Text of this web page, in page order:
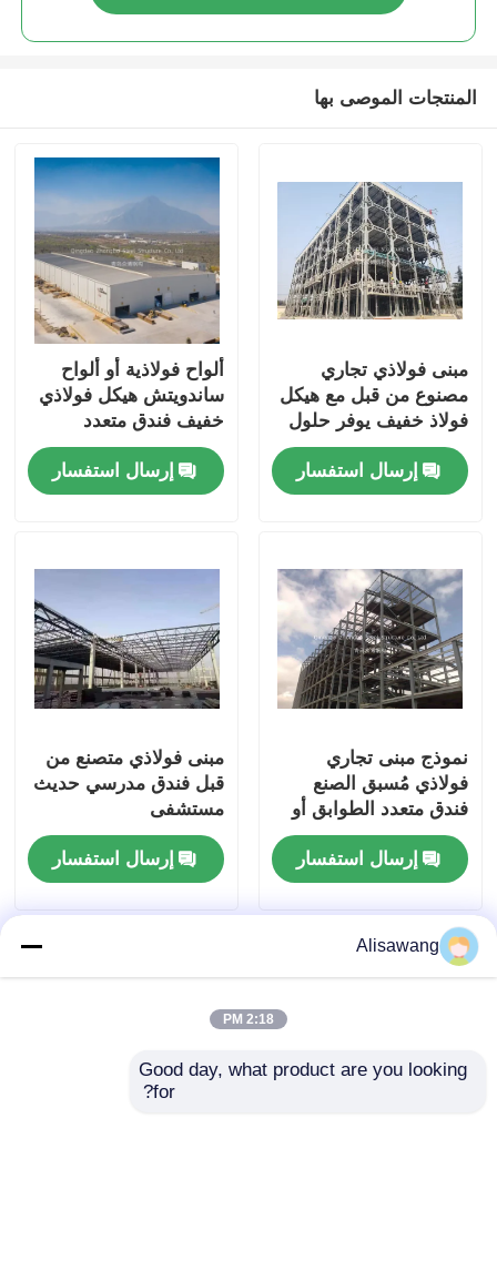
المنتجات الموصى بها
مبنى فولاذي تجاري
مصنوع من قبل مع هيكل
فولاذ خفيف يوفر حلول
لمكاتب الفنادق
إرسال استفسار
ألواح فولاذية أو ألواح
ساندويتش هيكل فولاذي
خفيف فندق متعدد
الطوابق
إرسال استفسار
نموذج مبنى تجاري
فولاذي مُسبق الصنع
فندق متعدد الطوابق أو
مبنى مكتبي
إرسال استفسار
مبنى فولاذي متصنع من
قبل فندق مدرسي حديث
مستشفى
إرسال استفسار
Alisawang
2:18 PM
Good day, what product are you looking
for?